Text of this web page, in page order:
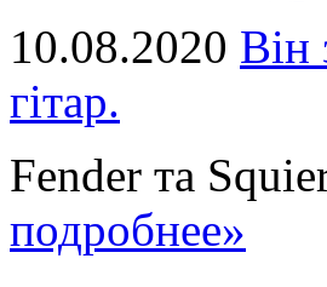
10.08.2020 Він
гітар.
Fender та
подробнее»